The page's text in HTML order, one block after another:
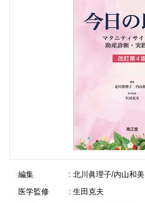
編集
: 北川眞理子/内山和美
医学監修
: 生田克夫